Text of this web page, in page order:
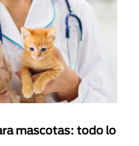
mascotas: todo lo